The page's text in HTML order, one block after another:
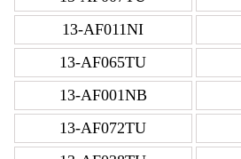
13-AF011NI
13-AF065TU
13-AF001NB
13-AF072TU